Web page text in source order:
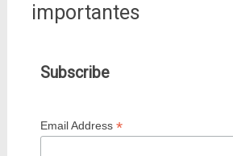
importantes
Subscribe
Email Address*